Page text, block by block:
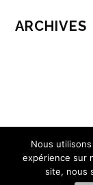
ARCHIVES
Nous
expérience sur
site, nous